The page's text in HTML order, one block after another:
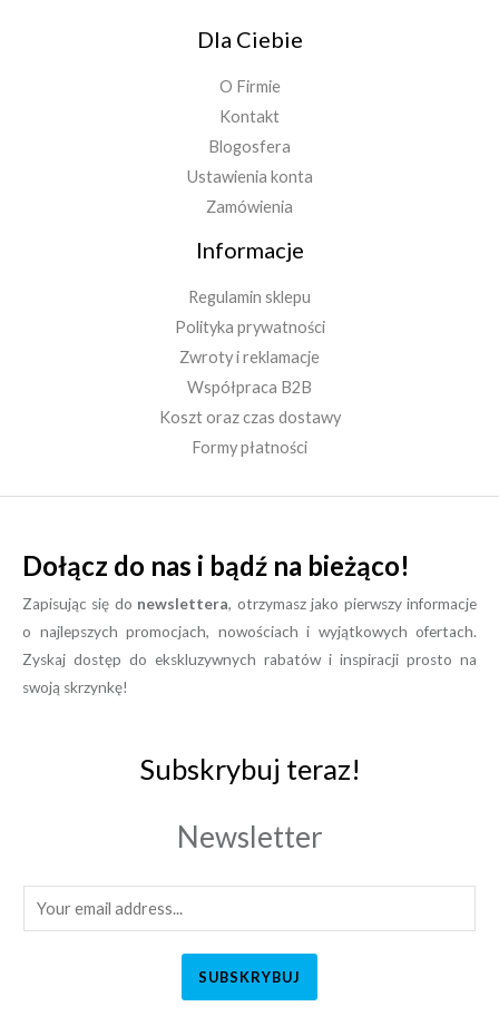
Dla Ciebie
O Firmie
Kontakt
Blogosfera
Ustawienia konta
Zamówienia
Informacje
Regulamin sklepu
Polityka prywatności
Zwroty i reklamacje
Współpraca B2B
Koszt oraz czas dostawy
Formy płatności
Dołącz do nas i bądź na bieżąco!
Zapisując się do newslettera, otrzymasz jako pierwszy informacje
o najlepszych promocjach, nowościach i wyjątkowych ofertach.
Zyskaj dostęp do ekskluzywnych rabatów i inspiracji prosto na
swoją skrzynkę!
Subskrybuj teraz!
Newsletter
SUBSKRYBUJ